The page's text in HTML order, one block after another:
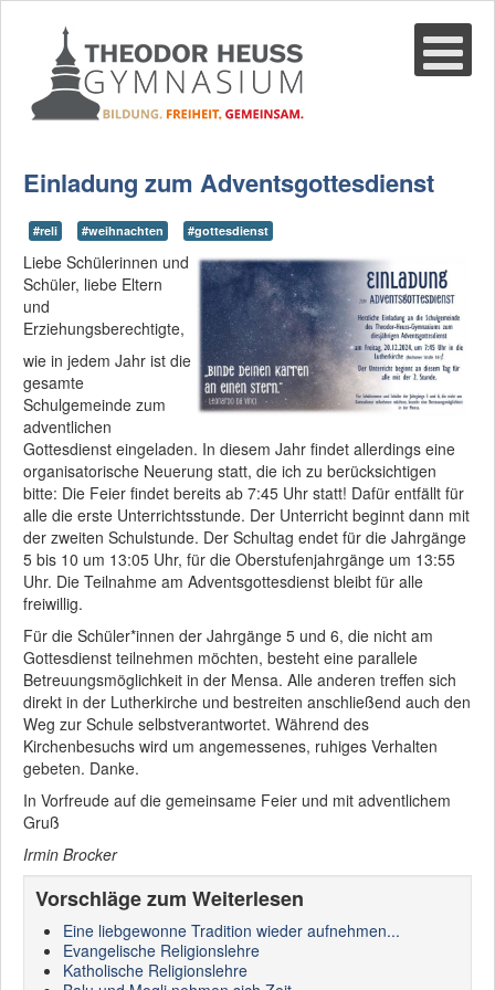
Einladung zum Adventsgottesdienst
#reli #weihnachten #gottesdienst
Liebe Schülerinnen und
Schüler, liebe Eltern
und
Erziehungsberechtigte,
wie in jedem Jahr ist die
gesamte
Schulgemeinde zum
adventlichen
Gottesdienst eingeladen. In diesem Jahr findet allerdings eine
organisatorische Neuerung statt, die ich zu berücksichtigen
bitte: Die Feier findet bereits ab 7:45 Uhr statt! Dafür entfällt für
alle die erste Unterrichtsstunde. Der Unterricht beginnt dann mit
der zweiten Schulstunde. Der Schultag endet für die Jahrgänge
5 bis 10 um 13:05 Uhr, für die Oberstufenjahrgänge um 13:55
Uhr. Die Teilnahme am Adventsgottesdienst bleibt für alle
freiwillig.
Für die Schüler*innen der Jahrgänge 5 und 6, die nicht am
Gottesdienst teilnehmen möchten, besteht eine parallele
Betreuungsmöglichkeit in der Mensa. Alle anderen treffen sich
direkt in der Lutherkirche und bestreiten anschließend auch den
Weg zur Schule selbstverantwortet. Während des
Kirchenbesuchs wird um angemessenes, ruhiges Verhalten
gebeten. Danke.
In Vorfreude auf die gemeinsame Feier und mit adventlichem
Gruß
Irmin Brocker
Vorschläge zum Weiterlesen
Eine liebgewonne Tradition wieder aufnehmen...
Evangelische Religionslehre
Katholische Religionslehre